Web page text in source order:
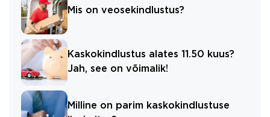
Mis on veosekindlustus?
Kaskokindlustus alates 11.50 kuus?
Jah, see on võimalik!
Milline on parim kaskokindlustuse